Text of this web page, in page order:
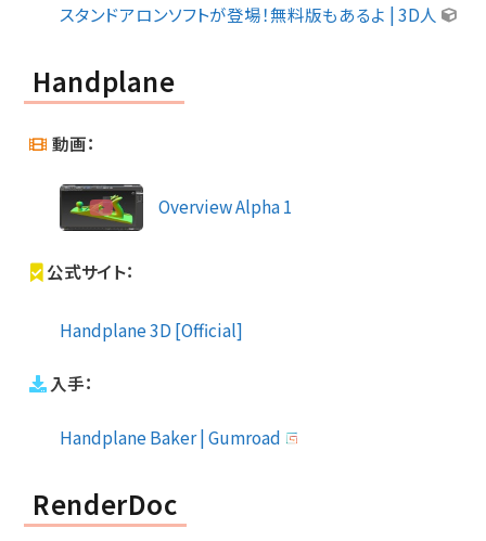
スタンドアロンソフトが登場！無料版もあるよ | 3D人
Handplane
動画：
Overview Alpha 1
公式サイト：
Handplane 3D [Official]
入手：
Handplane Baker | Gumroad
RenderDoc